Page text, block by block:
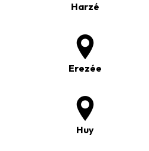
Harzé
Erezée
Huy